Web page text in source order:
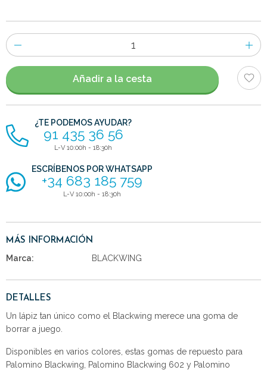
Número
de
artículos
Añadir a la cesta
¿TE PODEMOS AYUDAR?
91 435 36 56
L-V 10:00h - 18:30h
ESCRÍBENOS POR WHATSAPP
+34 683 185 759
L-V 10:00h - 18:30h
MÁS INFORMACIÓN
Marca: BLACKWING
DETALLES
Un lápiz tan único como el Blackwing merece una goma de
borrar a juego.
Disponibles en varios colores, estas gomas de repuesto para
Palomino Blackwing, Palomino Blackwing 602 y Palomino